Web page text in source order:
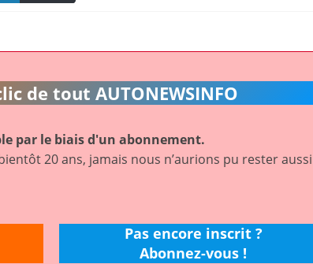
de tout AUTONEWSINFO
par le biais d'un abonnement.
20 ans, jamais nous n’aurions pu rester aussi
Pas encore inscrit ?
Abonnez-vous !